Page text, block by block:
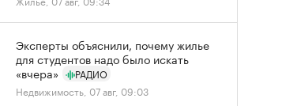
Эксперты объяснили, почему жилье
для студентов надо было искать
«вчера»
РАДИО
Недвижимость, 07 авг, 09:03